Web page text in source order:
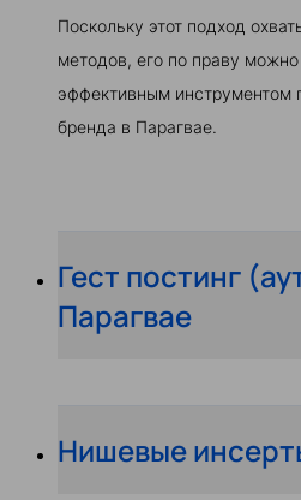
Поскольку этот подход
методов, его по праву
эффективным инструментом
бренда в Парагвае.
Гест постинг
Парагвае
Нишевые